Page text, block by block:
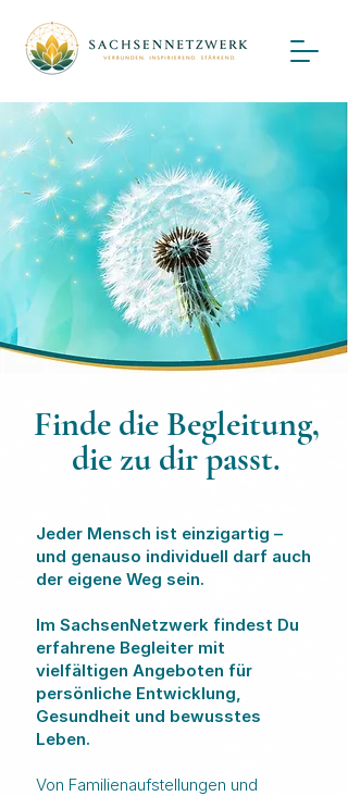
Finde die Begleitung,
die zu dir passt.
Jeder Mensch ist einzigartig –
und genauso individuell darf auch
der eigene Weg sein. ​
Im SachsenNetzwerk findest Du
erfahrene Begleiter mit
vielfältigen Angeboten für
persönliche Entwicklung,
Gesundheit und bewusstes
Leben.
Von Familienaufstellungen und